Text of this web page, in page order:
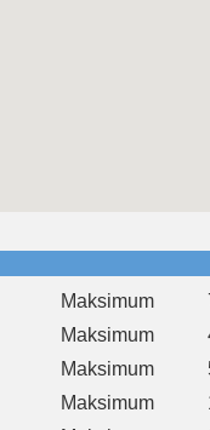
Maksimum
Maksimum
Maksimum
Maksimum